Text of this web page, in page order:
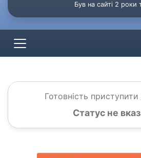
Був на сайті 2 роки
Готовність
Статус не